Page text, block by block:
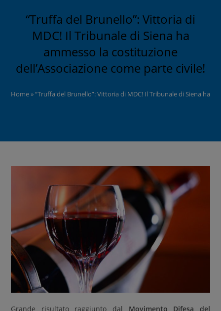
“Truffa del Brunello”: Vittoria di
MDC! Il Tribunale di Siena ha
ammesso la costituzione
dell’Associazione come parte civile!
Home»“Truffa del Brunello”: Vittoria di MDC! Il Tribunale di Siena ha
Grande risultato raggiunto dal Movimento Difesa del